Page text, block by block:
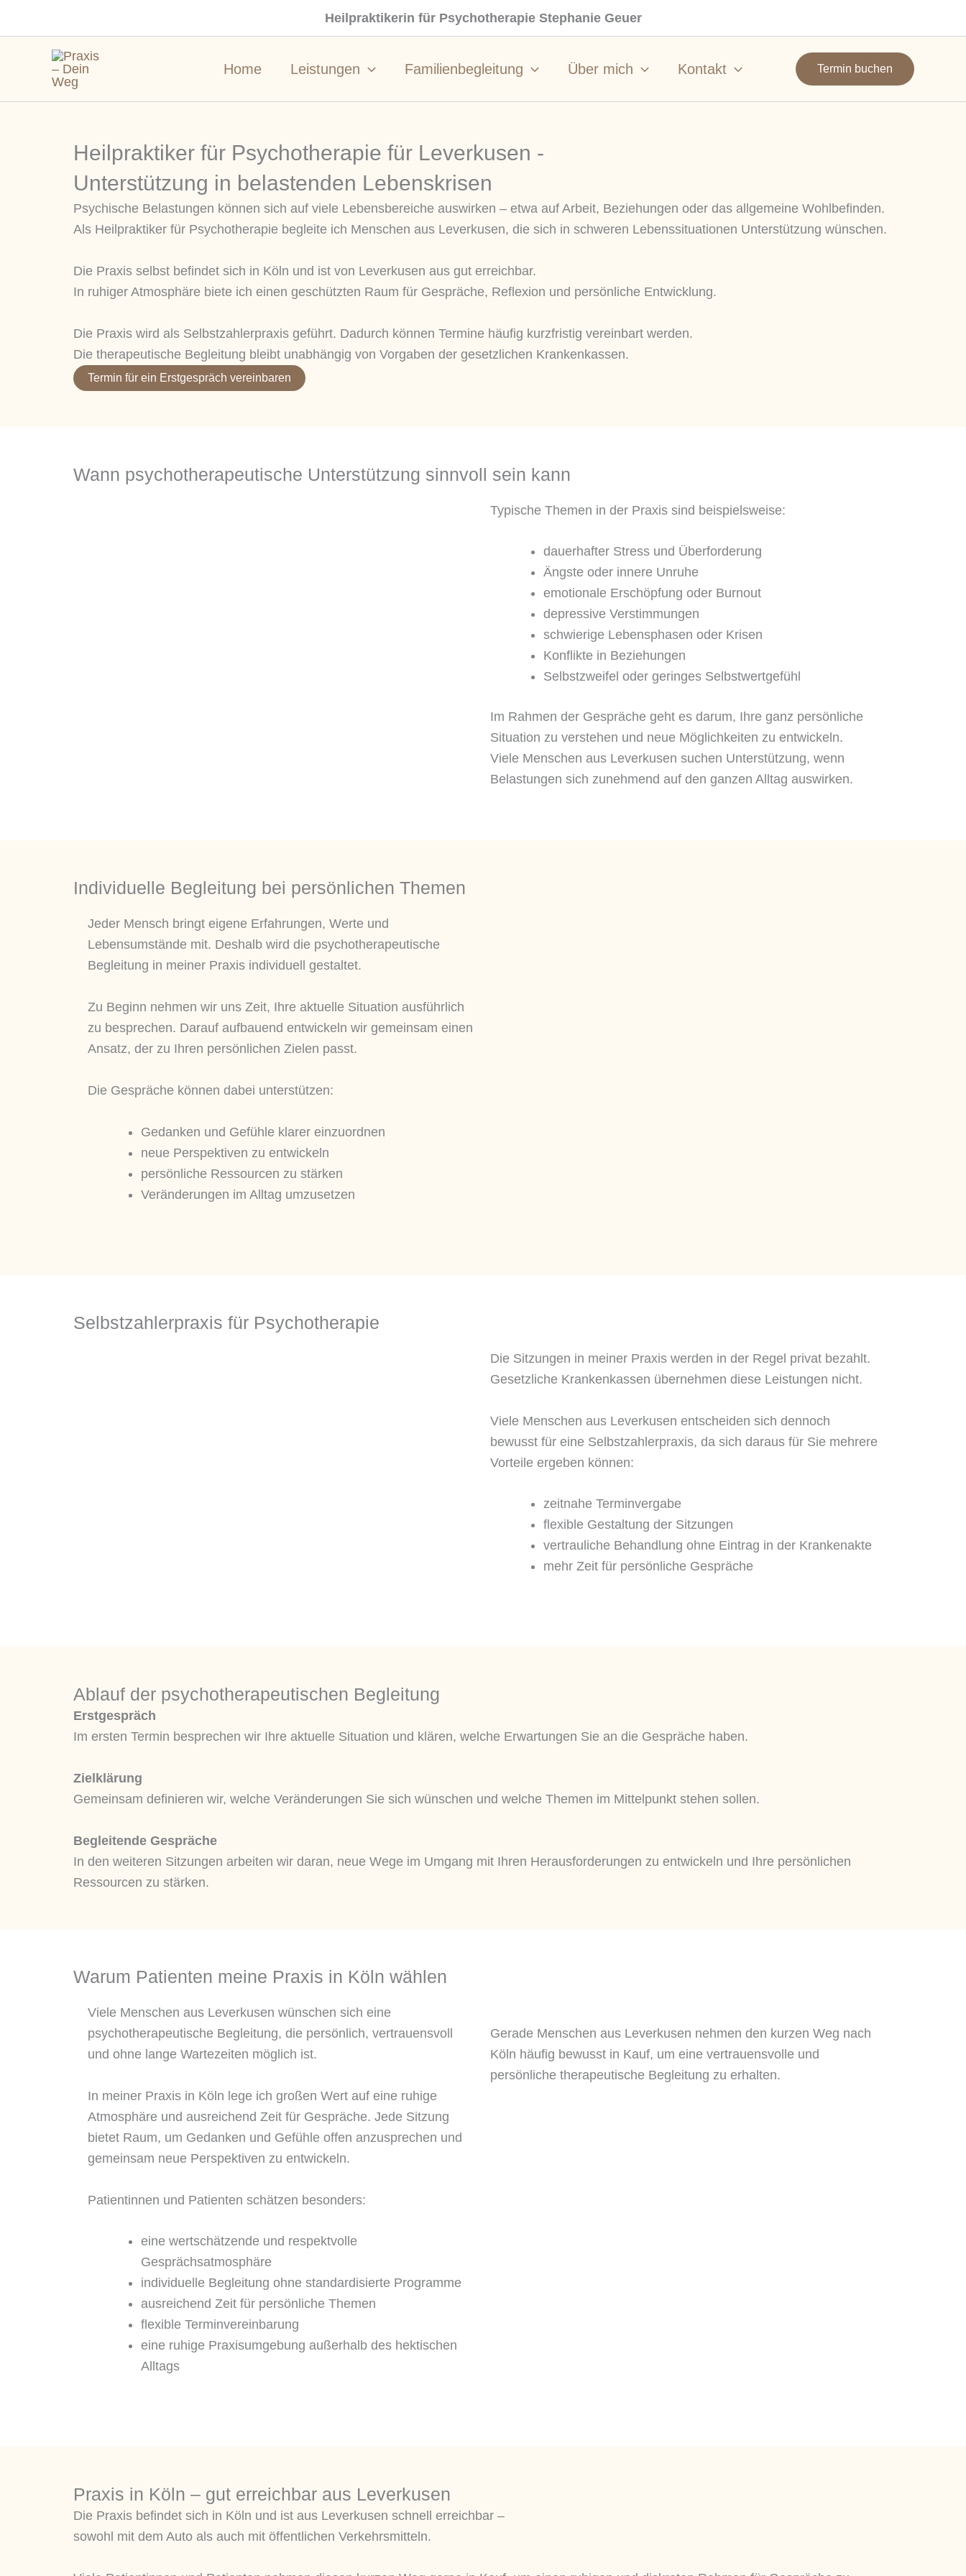
Heilpraktikerin für Psychotherapie Stephanie Geuer
Home Leistungen Familienbegleitung Über mich Kontakt Termin buchen
Heilpraktiker für Psychotherapie für Leverkusen -
Unterstützung in belastenden Lebenskrisen
Psychische Belastungen können sich auf viele Lebensbereiche auswirken – etwa auf Arbeit, Beziehungen oder das allgemeine Wohlbefinden.
Als Heilpraktiker für Psychotherapie begleite ich Menschen aus Leverkusen, die sich in schweren Lebenssituationen Unterstützung wünschen.
Die Praxis selbst befindet sich in Köln und ist von Leverkusen aus gut erreichbar.
In ruhiger Atmosphäre biete ich einen geschützten Raum für Gespräche, Reflexion und persönliche Entwicklung.
Die Praxis wird als Selbstzahlerpraxis geführt. Dadurch können Termine häufig kurzfristig vereinbart werden.
Die therapeutische Begleitung bleibt unabhängig von Vorgaben der gesetzlichen Krankenkassen.
Termin für ein Erstgespräch vereinbaren
Wann psychotherapeutische Unterstützung sinnvoll sein kann
Typische Themen in der Praxis sind beispielsweise:
dauerhafter Stress und Überforderung
Ängste oder innere Unruhe
emotionale Erschöpfung oder Burnout
depressive Verstimmungen
schwierige Lebensphasen oder Krisen
Konflikte in Beziehungen
Selbstzweifel oder geringes Selbstwertgefühl
Im Rahmen der Gespräche geht es darum, Ihre ganz persönliche
Situation zu verstehen und neue Möglichkeiten zu entwickeln.
Viele Menschen aus Leverkusen suchen Unterstützung, wenn
Belastungen sich zunehmend auf den ganzen Alltag auswirken.
Individuelle Begleitung bei persönlichen Themen
Jeder Mensch bringt eigene Erfahrungen, Werte und
Lebensumstände mit. Deshalb wird die psychotherapeutische
Begleitung in meiner Praxis individuell gestaltet.
Zu Beginn nehmen wir uns Zeit, Ihre aktuelle Situation ausführlich
zu besprechen. Darauf aufbauend entwickeln wir gemeinsam einen
Ansatz, der zu Ihren persönlichen Zielen passt.
Die Gespräche können dabei unterstützen:
Gedanken und Gefühle klarer einzuordnen
neue Perspektiven zu entwickeln
persönliche Ressourcen zu stärken
Veränderungen im Alltag umzusetzen
Selbstzahlerpraxis für Psychotherapie
Die Sitzungen in meiner Praxis werden in der Regel privat bezahlt.
Gesetzliche Krankenkassen übernehmen diese Leistungen nicht.
Viele Menschen aus Leverkusen entscheiden sich dennoch
bewusst für eine Selbstzahlerpraxis, da sich daraus für Sie mehrere
Vorteile ergeben können:
zeitnahe Terminvergabe
flexible Gestaltung der Sitzungen
vertrauliche Behandlung ohne Eintrag in der Krankenakte
mehr Zeit für persönliche Gespräche
Ablauf der psychotherapeutischen Begleitung
Erstgespräch
Im ersten Termin besprechen wir Ihre aktuelle Situation und klären, welche Erwartungen Sie an die Gespräche haben.
Zielklärung
Gemeinsam definieren wir, welche Veränderungen Sie sich wünschen und welche Themen im Mittelpunkt stehen sollen.
Begleitende Gespräche
In den weiteren Sitzungen arbeiten wir daran, neue Wege im Umgang mit Ihren Herausforderungen zu entwickeln und Ihre persönlichen
Ressourcen zu stärken.
Warum Patienten meine Praxis in Köln wählen
Viele Menschen aus Leverkusen wünschen sich eine
psychotherapeutische Begleitung, die persönlich, vertrauensvoll
und ohne lange Wartezeiten möglich ist.
In meiner Praxis in Köln lege ich großen Wert auf eine ruhige
Atmosphäre und ausreichend Zeit für Gespräche. Jede Sitzung
bietet Raum, um Gedanken und Gefühle offen anzusprechen und
gemeinsam neue Perspektiven zu entwickeln.
Patientinnen und Patienten schätzen besonders:
eine wertschätzende und respektvolle
Gesprächsatmosphäre
individuelle Begleitung ohne standardisierte Programme
ausreichend Zeit für persönliche Themen
flexible Terminvereinbarung
eine ruhige Praxisumgebung außerhalb des hektischen
Alltags
Gerade Menschen aus Leverkusen nehmen den kurzen Weg nach
Köln häufig bewusst in Kauf, um eine vertrauensvolle und
persönliche therapeutische Begleitung zu erhalten.
Praxis in Köln – gut erreichbar aus Leverkusen
Die Praxis befindet sich in Köln und ist aus Leverkusen schnell erreichbar –
sowohl mit dem Auto als auch mit öffentlichen Verkehrsmitteln.